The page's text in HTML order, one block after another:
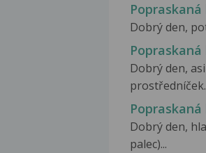
Dobrý den,
Dobrý den,
Dobrý den,
palec)...